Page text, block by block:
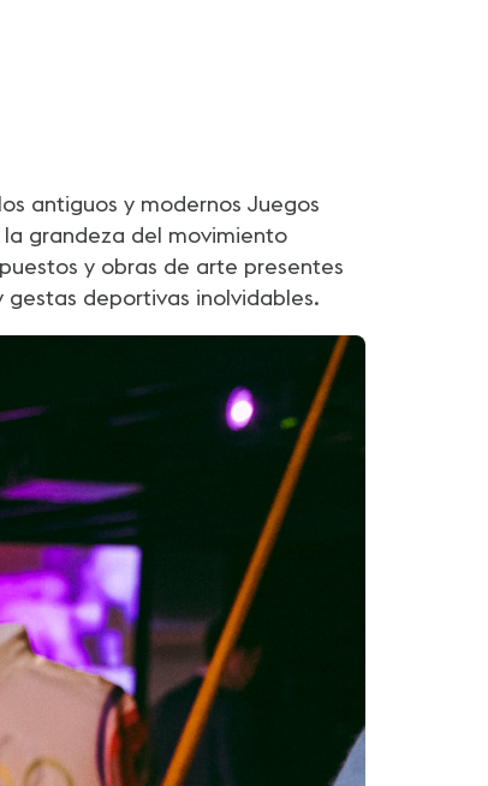
antiguos y modernos Juegos
grandeza del movimiento
y obras de arte presentes
deportivas inolvidables.